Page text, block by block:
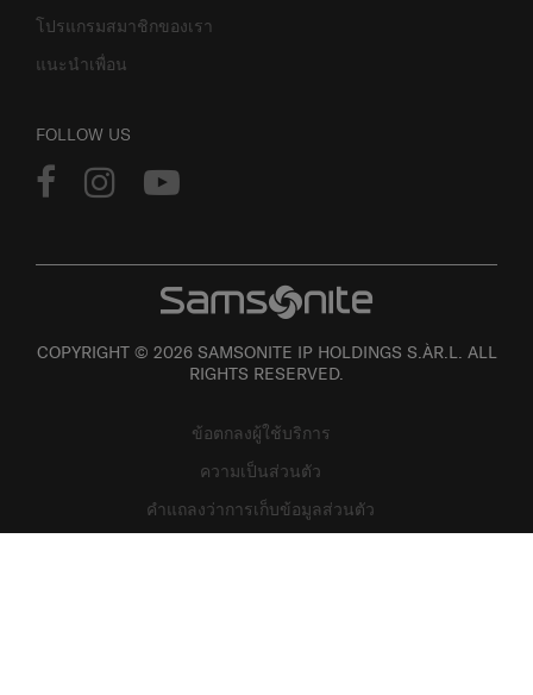
โปรแกรมสมาชิกของเรา
แนะนำเพื่อน
FOLLOW US
COPYRIGHT © 2026 SAMSONITE IP HOLDINGS S.ÀR.L. ALL
RIGHTS RESERVED.
ข้อตกลงผู้ใช้บริการ
ความเป็นส่วนตัว
คำแถลงว่าการเก็บข้อมูลส่วนตัว